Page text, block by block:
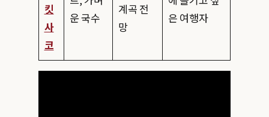
킷
사
코
운 국수
계곡 전
망
은 여행자